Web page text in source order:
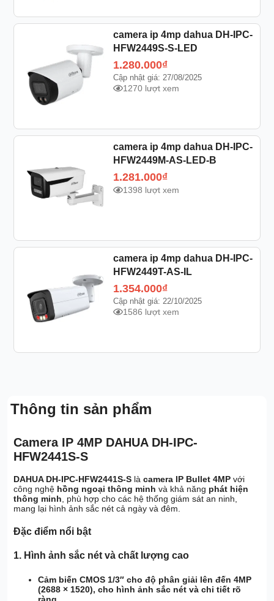
Thông tin sản phẩm
Camera IP 4MP DAHUA DH-IPC-
HFW2441S-S
DAHUA DH-IPC-HFW2441S-S làcamera IP Bullet 4MP với
công nghệ hồng ngoại thông minh và khả năng phát hiện
thông minh , phù hợp cho các hệ thống giám sát an ninh,
mang lại hình ảnh sắc nét cả ngày và đêm.
Đặc điểm nổi bật
1. Hình ảnh sắc nét và chất lượng cao
Cảm biến CMOS 1/3″ cho độ phân giải lên đến4MP
(2688 × 1520), cho hình ảnh sắc nét và chi tiết rõ
ràng.
camera ip 4mp dahua DH-IPC-
HFW2449S-S-LED
1.280.000₫
Cập nhật giá: 27/08/2025
1270 lượt xem
camera ip 4mp dahua DH-IPC-
HFW2449M-AS-LED-B
1.281.000₫
1398 lượt xem
camera ip 4mp dahua DH-IPC-
HFW2449T-AS-IL
1.354.000₫
Cập nhật giá: 22/10/2025
1586 lượt xem